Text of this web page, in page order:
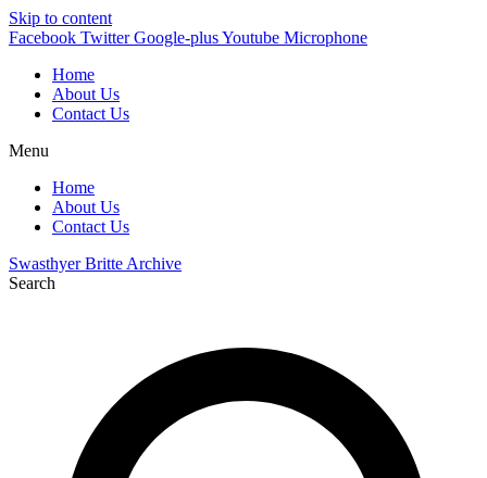
Skip to content
Facebook Twitter Google-plusYoutube Microphone
Home
About Us
Contact Us
Menu
Home
About Us
Contact Us
Swasthyer Britte Archive
Search